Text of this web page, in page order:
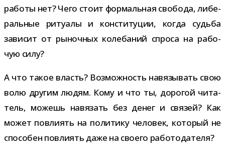
работы нет? Чего стоит фор­маль­ная сво­бода, либе­
раль­ные риту­алы и кон­сти­ту­ции, когда судьба
зави­сит от рыноч­ных коле­ба­ний спроса на рабо­
чую силу?
А что такое власть? Возможность навя­зы­вать свою
волю дру­гим людям. Кому и что ты, доро­гой чита­
тель, можешь навя­зать без денег и свя­зей? Как
может повли­ять на поли­тику чело­век, кото­рый не
спо­со­бен повли­ять даже на сво­его работодателя?